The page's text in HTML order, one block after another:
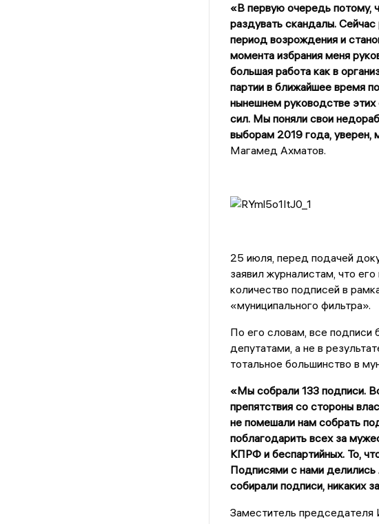
«В первую очередь потому,
раздувать скандалы.
период возрождения и
момента избрания меня
большая работа как в
партии в ближайшее время
нынешнем руководстве
сил. Мы поняли свои
выборам 2019 года, уверен,
Магамед Ахматов.
25 июля, перед подачей
заявил журналистам, что
количество подписей в
«муниципального фильтра».
По его словам, все подписи
депутатами, а не в
тотальное большинство в
«Мы собрали 133 подписи.
препятствия со стороны
не помешали нам собрать
поблагодарить всех за
КПРФ и беспартийных. То,
Подписями с нами
собирали подписи, никаких
Заместитель председателя